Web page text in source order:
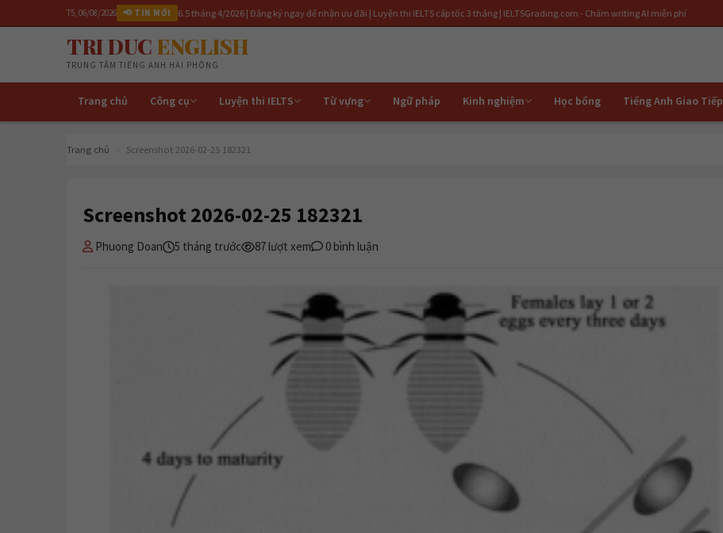
T5, 06/08/2026 📢 TIN MỚI
Khai giảng lớp IELTS 6.5 tháng 4/2026 | Đăng ký ngay để nhận ưu đãi | Luyện thi IELTS cấp tốc 3 tháng | IELTSGrading.com - Chấm writing AI miễn phí
TRI DUC ENGLISH
TRUNG TÂM TIẾNG ANH HẢI PHÒNG
Trang chủ Công cụ Luyện thi IELTS Từ vựng Ngữ pháp Kinh nghiệm Học bổng Tiếng Anh Giao Tiếp
Trang chủ Screenshot 2026-02-25 182321
Screenshot 2026-02-25 182321
Phuong Doan 5 tháng trước 87 lượt xem 0 bình luận